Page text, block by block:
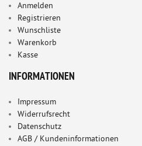
Anmelden
Registrieren
Wunschliste
Warenkorb
Kasse
INFORMATIONEN
Impressum
Widerrufsrecht
Datenschutz
AGB / Kundeninformationen